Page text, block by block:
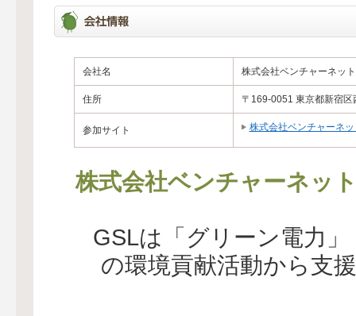
会社名 株式会社ベンチャーネット
住所 〒169-0051 東京都新宿
参加サイト 株式会社ベンチャーネ
株式会社ベンチャーネッ
GSLは「グリーン電力
の環境貢献活動から支